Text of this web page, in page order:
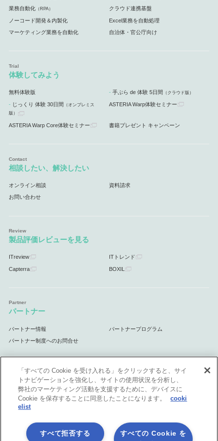
業務自動化（RPA） クラウド連携基盤
ノーコード開発＆内製化 Excel業務を自動処理
マーケティング業務を自動化 自治体・官公庁向け
体験してみよう
無料体験版 手ぶら de 体験 5日間 （クラウド版）
じっくり 体験 30日間 （オンプレミス
版）
ASTERIA Warp体験セミナー
ASTERIA Warp Core体験セミナー 書籍プレゼント キャンペーン
相談したい、解決したい
オンライン相談 資料請求
お問い合わせ
製品評価レビューを見る
ITreview ITトレンド
Capterra BOXIL
パートナー
パートナー情報 パートナープログラム
パートナー制度へのお問合せ
サポート
サポート情報
「すべての Cookie を受け入れる」をクリックすると、サイ
トナビゲーションを強化し、サイトの使用状況を分析し、
弊社のマーケティング活動を支援するために、デバイスに
Cookie を保存することに同意したことになります。
cooki
elist
すべての Cookie を
すべて拒否する